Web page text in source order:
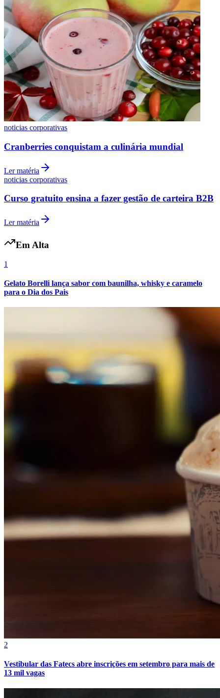
Botafogo
noticias corporativas
Cranberries conquistam a culinária mundial
Ler matéria
noticias corporativas
Curso gratuito ensina a fazer gestão de carteira B2B
Ler matéria
Em Alta
1
Gelato Borelli lança sabor com baunilha, whisky e caramelo
para o Dia dos Pais
2
Vestibular das Fatecs abre inscrições em setembro para mais de
13 mil vagas